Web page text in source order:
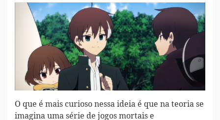
O que é mais curioso nessa ideia é que na teoria se
imagina uma série de jogos mortais e